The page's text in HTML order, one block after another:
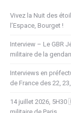
Vivez la Nuit des
l’Espace, Bourget !
Interview – Le GBR
militaire de la
Interviews en
de France des 22,
14 juillet 2026,